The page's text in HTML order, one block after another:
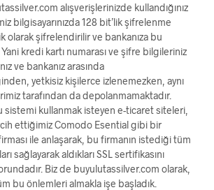
alışverişlerinizde kullandığınız
bilgisayarınızda 128 bit’lik şifrelenme
olarak şifrelendirilir ve bankanıza bu
kredi kartı numarası ve şifre bilgileriniz
ve bankanız arasında
yetkisiz kişilerce izlenemezken, aynı
tarafından da depolanmamaktadır.
sistemi kullanmak isteyen e-ticaret siteleri,
ettiğimiz Comodo Esential gibi bir
ile anlaşarak, bu firmanın istediği tüm
sağlayarak aldıkları SSL sertifikasını
Biz de buyulutassilver.com olarak,
bu önlemleri almakla işe başladık.